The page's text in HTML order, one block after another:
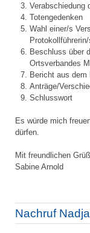
Verabschiedung
Totengedenken
Wahl einer/s
Protokollführerin/
Beschluss über
Ortsverbandes
Bericht aus dem
Anträge/
Schlusswort
Es würde mich
dürfen.
Mit freundlichen
Sabine Arnold
Nachruf